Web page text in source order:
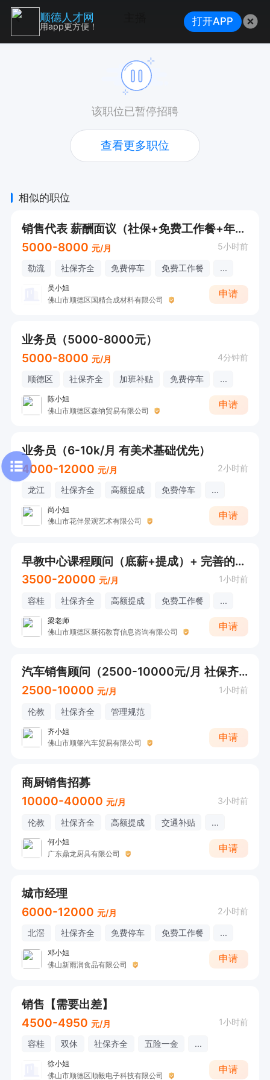
该职位已暂停招聘
查看更多职位
相似的职位
销售代表 薪酬面议（社保+免费工作餐+年底奖金+出差补贴+工龄奖+年假））
5000-8000 元/月 5小时前
勒流 社保齐全 免费停车 免费工作餐 ...
吴小姐
佛山市顺德区国精合成材料有限公司
申请
业务员（5000-8000元）
5000-8000 元/月 4分钟前
顺德区 社保齐全 加班补贴 免费停车 ...
陈小姐
佛山市顺德区森纳贸易有限公司
申请
业务员（6-10k/月 有美术基础优先）
4000-12000 元/月 2小时前
龙江 社保齐全 高额提成 免费停车 ...
尚小姐
佛山市花伴景观艺术有限公司
申请
早教中心课程顾问（底薪+提成）+ 完善的培训体系 + 子女就读福利
3500-20000 元/月 1小时前
容桂 社保齐全 高额提成 免费工作餐 ...
梁老师
佛山市顺德区新拓教育信息咨询有限公司
申请
汽车销售顾问（2500-10000元/月 社保齐全）
2500-10000 元/月 1小时前
伦教 社保齐全 管理规范
齐小姐
佛山市顺肇汽车贸易有限公司
申请
商厨销售招募
10000-40000 元/月 3小时前
伦教 社保齐全 高额提成 交通补贴 ...
何小姐
广东鼎龙厨具有限公司
申请
城市经理
6000-12000 元/月 2小时前
北滘 社保齐全 免费停车 免费工作餐 ...
邓小姐
佛山新雨润食品有限公司
申请
销售【需要出差】
4500-4950 元/月 1小时前
容桂 双休 社保齐全 五险一金 ...
徐小姐
佛山市顺德区顺毅电子科技有限公司
申请
顺德人才网
用app更方便！ 打开APP